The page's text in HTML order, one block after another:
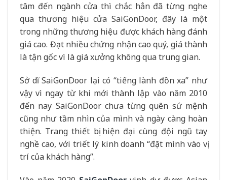
tâm đến ngành cửa thì chắc hẳn đã từng nghe
qua thương hiệu cửa SaiGonDoor, đây là một
trong những thương hiệu được khách hàng đánh
giá cao. Đạt nhiều chứng nhận cao quý, giá thành
là tận gốc vì là giá xưởng không qua trung gian.
Sở dĩ SaiGonDoor lại có “tiếng lành đồn xa” như
vậy vì ngay từ khi mới thành lập vào năm 2010
đến nay SaiGonDoor chưa từng quên sứ mệnh
cũng như tầm nhìn của mình và ngày càng hoàn
thiện. Trang thiết bị hiện đại cùng đội ngũ tay
nghề cao, với triết lý kinh doanh “đặt mình vào vị
trí của khách hàng”.